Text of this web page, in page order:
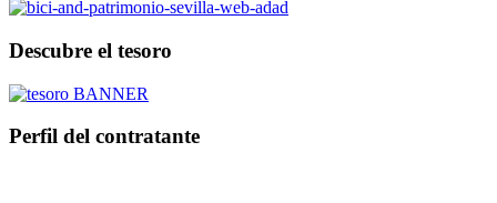
Descubre el tesoro
Perfil del contratante